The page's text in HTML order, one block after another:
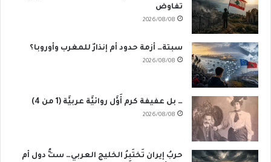
تفاوض
2026/08/08
سبتة… أزمة حدود أم إنذارٌ للمغرب وأوروبا؟
2026/08/08
… بل عفيفة كرم أَوَّل روائيَّة عربيَّة (1 من 4)
2026/08/08
حربُ إيران تَختَبِرُ الخليج العربي… ستُّ دول أم